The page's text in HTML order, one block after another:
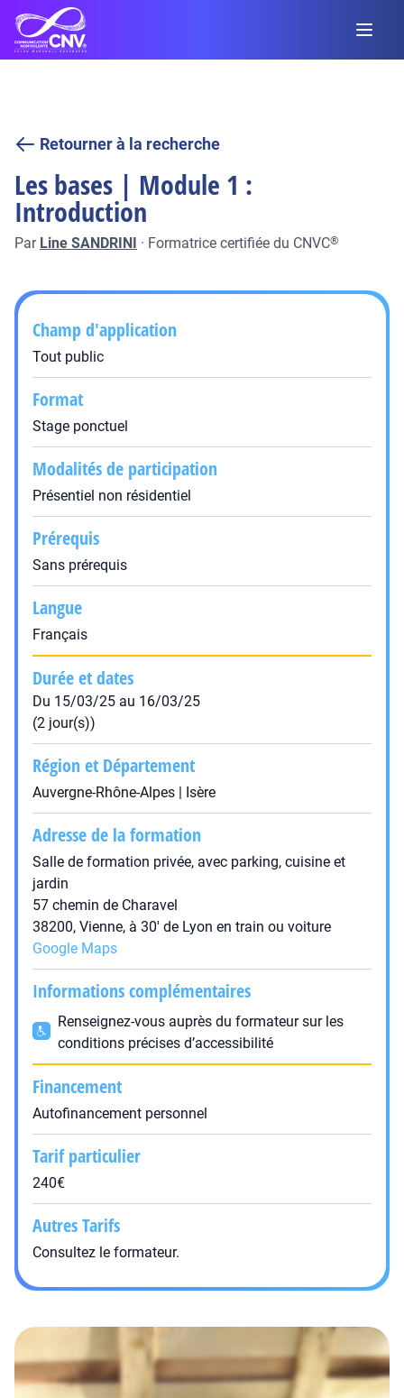
Retourner à la recherche
Les bases | Module 1 :
Introduction
Par Line SANDRINI · Formatrice certifiée du CNVC®
Champ d'application
Tout public
Format
Stage ponctuel
Modalités de participation
Présentiel non résidentiel
Prérequis
Sans prérequis
Langue
Français
Durée et dates
Du 15/03/25 au 16/03/25
(2 jour(s))
Région et Département
Auvergne-Rhône-Alpes | Isère
Adresse de la formation
Salle de formation privée, avec parking, cuisine et
jardin
57 chemin de Charavel
38200, Vienne, à 30' de Lyon en train ou voiture
Google Maps
Informations complémentaires
Renseignez-vous auprès du formateur sur les
conditions précises d’accessibilité
Financement
Autofinancement personnel
Tarif particulier
240€
Autres Tarifs
Consultez le formateur.